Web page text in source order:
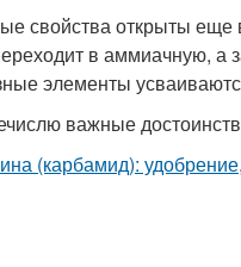
свойства открыты еще
в аммиачную, а
элементы
важные